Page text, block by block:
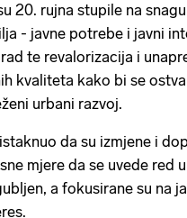
20. rujna stupile na
- javne potrebe i javni
te revalorizacija i
kvaliteta kako bi se
urbani razvoj.
da su izmjene i
mjere da se uvede red
a fokusirane su na